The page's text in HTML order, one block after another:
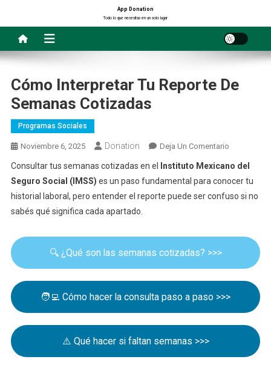
contenido
App Donation
Todo lo que necesitas en un solo lugar
Cómo Interpretar Tu Reporte De
Semanas Cotizadas
Programas Sociales
Noviembre 6, 2025 Donation Deja Un ComentarioEn
Reporte
Cotizadas
Consultar tus semanas cotizadas en el
Instituto Mexicano del
Seguro Social (IMSS) es un paso fundamental para conocer tu
historial laboral, pero entender el reporte puede ser confuso si no
sabés qué significa cada apartado.
🔍 ¿Qué son las semanas cotizadas? >>>
🧑‍💻 Cómo hacer la consulta paso a paso >>>
⚠️ Qué hacer si faltan semanas >>>